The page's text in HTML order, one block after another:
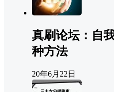
真刷论坛：自
种方法
20年6月22日